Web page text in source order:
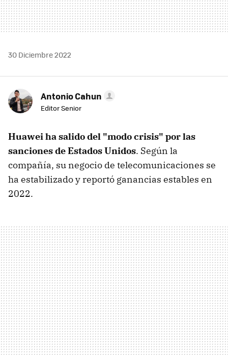
30 Diciembre 2022
Antonio Cahun
Editor Senior
Huawei ha salido del "modo crisis" por las
sanciones de Estados Unidos. Según la
compañía, su negocio de telecomunicaciones se
ha estabilizado y reportó ganancias estables en
2022.